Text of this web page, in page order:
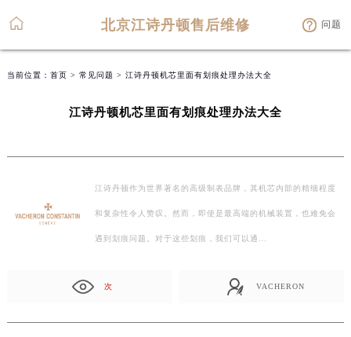
北京江诗丹顿售后维修 问题
当前位置： 首页 > 常见问题 > 江诗丹顿机芯里面有划痕处理办法大全
江诗丹顿机芯里面有划痕处理办法大全
江诗丹顿作为世界著名的高级制表品牌，其机芯内部的精细程度
和复杂性令人赞叹。然而，即使是最高端的机械装置，也难免会
遇到划痕问题。对于这些划痕，我们可以通…
次 VACHERON